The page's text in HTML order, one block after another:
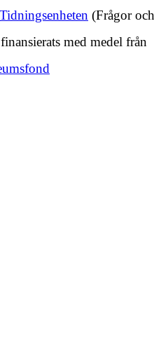
Tidningsenheten (Frågor
med medel från